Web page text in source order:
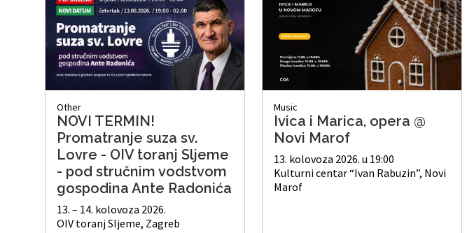
Other
NOVI TERMIN!
Promatranje suza sv.
Lovre - OIV toranj Sljeme
- pod stručnim vodstvom
gospodina Ante Radonića
13. – 14. kolovoza 2026.
OIV toranj Sljeme, Zagreb
Music
Ivica i Marica, opera @
Novi Marof
13. kolovoza 2026. u 19:00
Kulturni centar “Ivan Rabuzin”, Novi
Marof